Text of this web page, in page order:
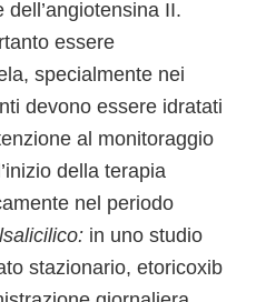
II.
essere
specialmente nei
devono essere idratati
al monitoraggio
della terapia
nel periodo
in uno studio
stazionario, etoricoxib